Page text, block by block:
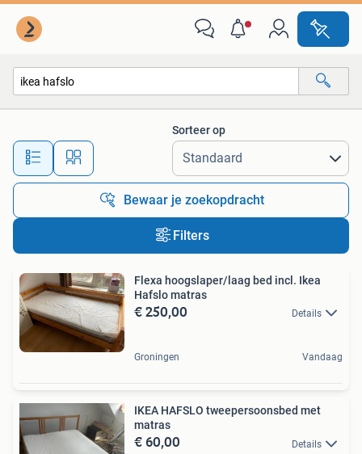
Alle afstanden…
Sorteer op
Bewaar je zoekopdracht
Filters
Flexa hoogslaper/laag bed incl. Ikea
Hafslo matras
€ 250,00 Details
Groningen Vandaag
IKEA HAFSLO tweepersoonsbed met
matras
€ 60,00 Details